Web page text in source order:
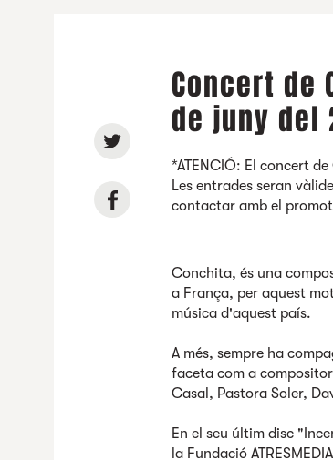
Concert de
de juny del
*ATENCIÓ: El concert
Les entrades seran
contactar amb el
Conchita, és una
a França, per aquest
música d'aquest país.
A més, sempre ha
faceta com a
Casal, Pastora Soler,
En el seu últim disc
la Fundació